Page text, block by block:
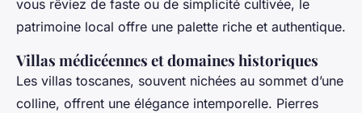
vous rêviez de faste ou de simplicité cultivée, le
patrimoine local offre une palette riche et authentique.
Villas médicéennes et domaines historiques
Les villas toscanes, souvent nichées au sommet d’une
colline, offrent une élégance intemporelle. Pierres